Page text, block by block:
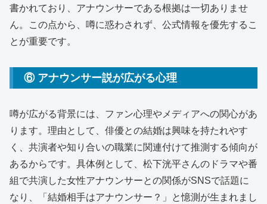
書かれており、アナウンサーである根拠は一切ありませ
ん。この点から、噂に惑わされず、公式情報を優先するこ
とが重要です。
⑥ アナウンサー説が広がる心理
噂が広がる背景には、ファン心理やメディアへの関心があ
ります。理由として、俳優との結婚は興味を持たれやす
く、共演者や知り合いの職業に関連付けて推測する傾向が
あるからです。具体例として、松下洸平さんのドラマや番
組で共演した女性アナウンサーとの関係がSNSで話題に
なり、「結婚相手はアナウンサー？」と憶測が生まれまし